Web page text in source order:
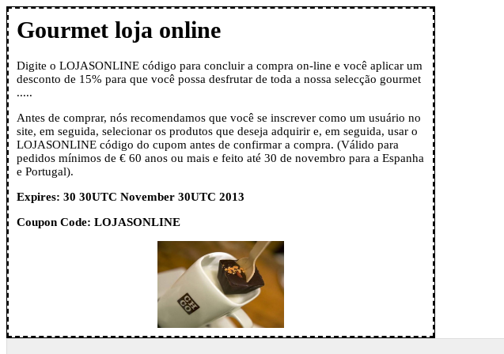
Gourmet loja online
Digite o LOJASONLINE código para concluir a compra on-line e você aplicar um
desconto de 15% para que você possa desfrutar de toda a nossa selecção gourmet
.....
Antes de comprar, nós recomendamos que você se inscrever como um usuário no
site, em seguida, selecionar os produtos que deseja adquirir e, em seguida, usar o
LOJASONLINE código do cupom antes de confirmar a compra. (Válido para
pedidos mínimos de € 60 anos ou mais e feito até 30 de novembro para a Espanha
e Portugal).
Expires: 30 30UTC November 30UTC 2013
Coupon Code: LOJASONLINE